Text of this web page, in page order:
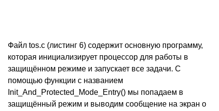
Файл tos.c (листинг 6) содержит основную программу,
которая инициализирует процессор для работы в
защищённом режиме и запускает все задачи. С
помощью функции с названием
Init_And_Protected_Mode_Entry() мы попадаем в
защищённый режим и выводим сообщение на экран о